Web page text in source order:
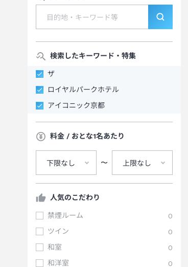
検索したキーワード・特集
ザ
ロイヤルパークホテル
アイコニック京都
料金 / おとな1名あたり
下限なし 〜 上限なし
人気のこだわり
禁煙ルーム
0
ツイン
0
和室
0
和洋室
0